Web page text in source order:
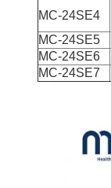
MC-24SE4
MC-24SE5
MC-24SE6
MC-24SE7